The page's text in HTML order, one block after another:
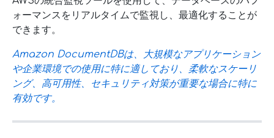
ォーマンスをリアルタイムで監視し、最適化することが
できます。
Amazon DocumentDBは、大規模なアプリケーション
や企業環境での使用に特に適しており、柔軟なスケーリ
ング、高可用性、セキュリティ対策が重要な場合に特に
有効です。